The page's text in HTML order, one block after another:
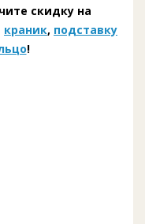
скидку на
краник, подставку
!